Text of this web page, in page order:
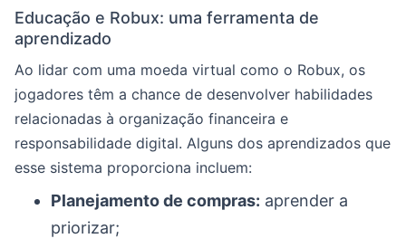
Educação e Robux: uma ferramenta de
aprendizado
Ao lidar com uma moeda virtual como o Robux, os
jogadores têm a chance de desenvolver habilidades
relacionadas à organização financeira e
responsabilidade digital. Alguns dos aprendizados que
esse sistema proporciona incluem:
Planejamento de compras: aprender a
priorizar;